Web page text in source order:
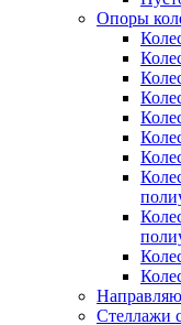
Опоры
Стеллажи